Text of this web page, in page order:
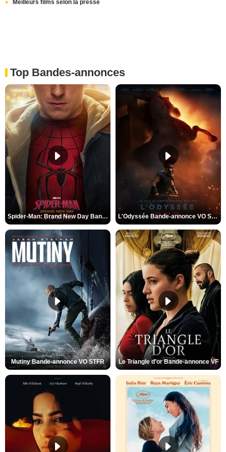
Meilleurs films selon la presse
Top Bandes-annonces
Spider-Man: Brand New Day Bande-annonce VO STFR L'Odyssée Bande-annonce VO STFR
Mutiny Bande-annonce VO STFR Le Triangle d'or Bande-annonce VF